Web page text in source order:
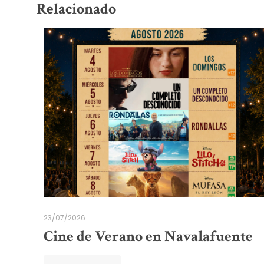
Relacionado
23/07/2026
Cine de Verano en Navalafuente